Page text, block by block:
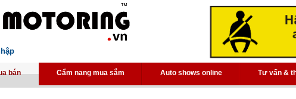
bán Cẩm nang mua sắm Auto shows online Tư vấn &